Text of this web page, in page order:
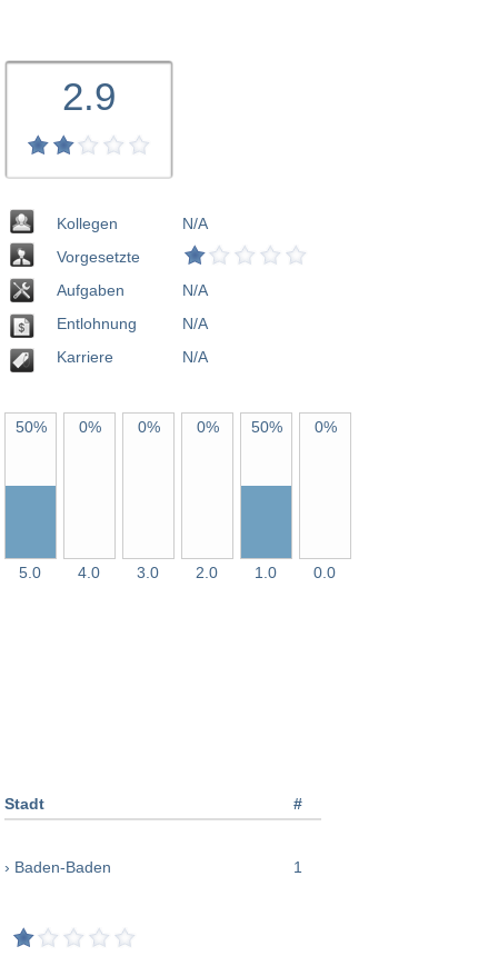
2.9
Kollegen
Vorgesetzte
Aufgaben
Entlohnung
Karriere
N/A
N/A
N/A
N/A
50%
5.0
0%
4.0
0%
3.0
0%
2.0
50%
1.0
0%
0.0
Stadt #
› Baden-Baden 1